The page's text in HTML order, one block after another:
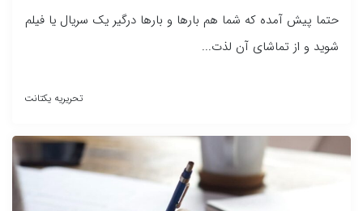
حتما پیش آمده که شما هم بارها و بارها درگیر یک سریال یا فیلم
شوید و از تماشای آن لذت...
تحریریه یکتانت